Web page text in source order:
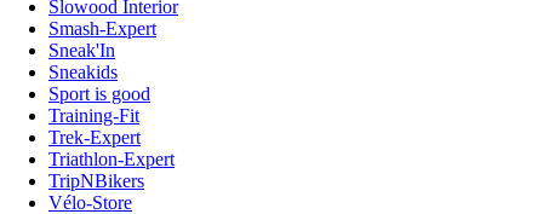
Slowood Interior
Smash-Expert
Sneak'In
Sneakids
Sport is good
Training-Fit
Trek-Expert
Triathlon-Expert
TripNBikers
Vélo-Store